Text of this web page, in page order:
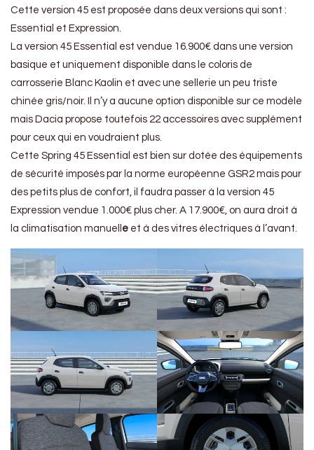
Cette version 45 est proposée dans deux versions qui sont :
Essential et Expression.
La version 45 Essential est vendue 16.900€ dans une version
basique et uniquement disponible dans le coloris de
carrosserie Blanc Kaolin et avec une sellerie un peu triste
chinée gris/noir. Il n’y a aucune option disponible sur ce modèle
mais Dacia propose toutefois 22 accessoires avec supplément
pour ceux qui en voudraient plus.
Cette Spring 45 Essential est bien sur dotée des équipements
de sécurité imposés par la norme européenne GSR2 mais pour
des petits plus de confort, il faudra passer à la version 45
Expression vendue 1.000€ plus cher. A 17.900€, on aura droit à
la climatisation manuell e et à des vitres électriques à l’avant.